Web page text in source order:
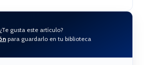
¿Te gusta este artículo?
para guardarlo en tu biblioteca